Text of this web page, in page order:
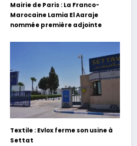
Mairie de Paris : La Franco-
Marocaine Lamia El Aaraje
nommée première adjointe
Textile : Evlox ferme son usine à
Settat